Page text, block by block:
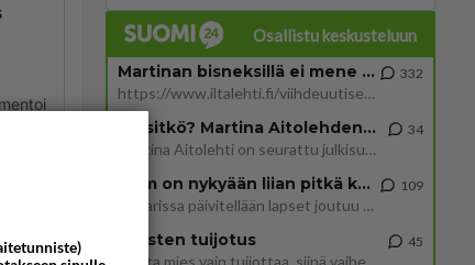
Osallistu keskusteluun
Martinan bisneksillä ei mene hyvin
https://www.iltalehti.fi/viihdeuutiset/a/c46da6ab-340f-4790-aaa7-0865eed2336 Yrityksen konkurssihakemus on tullut kärä
332
Tiesitkö? Martina Aitolehden isäpuoli on tämä suosittu laulaja
Martina Aitolehti on seurattu julkisuuden henkilö. Lähipiiriin mahtuu muitakin tunnettuja henkilöitä. Tiesitkö, että Ma
34
2 km on nykyään liian pitkä koulumatka
Hesarissa päivitellään lapset joutuu nyt kulkemaan 2 km kouluun jösses. Ruostefillarilla tuo matka menee vaikka miten äk
109
Miesten tuijotus
Mutta mies vain tuijottaa, siinä vaiheessa käännän itse pään pois. Mikä juttu? Yleensä jos joku tuijottaa tai katsoo, hä
45